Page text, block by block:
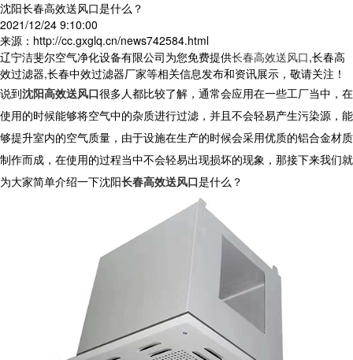
沈阳长春高效送风口是什么？
2021/12/24 9:10:00
来源：http://cc.gxglq.cn/news742584.html
辽宁洁斐尔空气净化设备有限公司为您免费提供长春高效送风口,长春高
效过滤器,长春中效过滤器厂家等相关信息发布和资讯展示，敬请关注！
说到沈阳高效送风口很多人都比较了解，通常会应用在一些工厂当中，在
使用的时候能够将空气中的杂质进行过滤，并且不会轻易产生污染源，能
够提升室内的空气质量，由于设施在生产的时候会采用优质的铝合金材质
制作而成，在使用的过程当中不会轻易出现损坏的现象，那接下来我们就
为大家简单介绍一下沈阳长春高效送风口是什么？